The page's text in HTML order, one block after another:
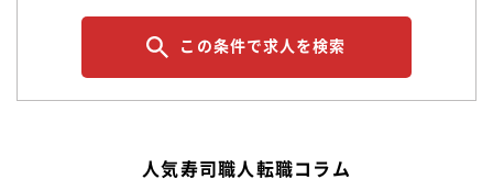
この条件で求人を検索
人気寿司職人転職コラム